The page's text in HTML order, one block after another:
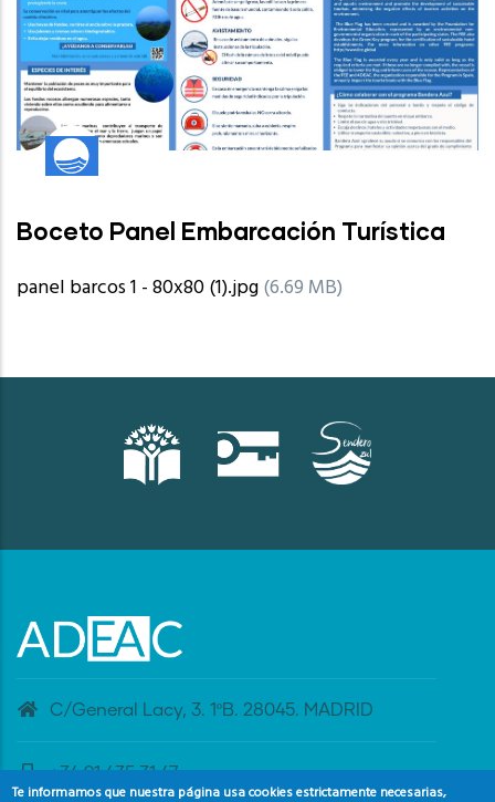
Boceto Panel Embarcación Turística
panel barcos 1 - 80x80 (1).jpg(6.69 MB)
C/General Lacy, 3. 1ºB. 28045. MADRID
+34 91 435 31 47
Te informamos que nuestra página usa cookies estrictamente necesarias,